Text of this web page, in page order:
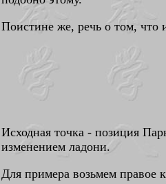
Поистине же, речь о том, что
Исходная точка - позиция
изменением ладони.
Для примера возьмем правое